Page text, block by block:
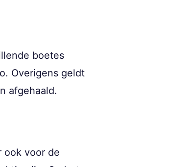
boetes
Overigens geldt
afgehaald.
ook voor de